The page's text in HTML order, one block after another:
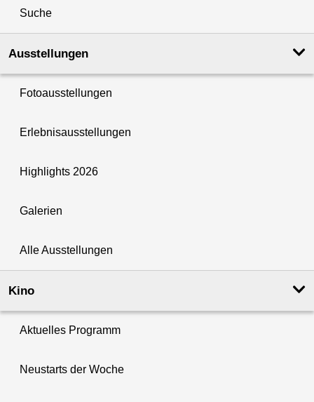
Suche
Ausstellungen
Fotoausstellungen
Erlebnisausstellungen
Highlights 2026
Galerien
Alle Ausstellungen
Kino
Aktuelles Programm
Neustarts der Woche